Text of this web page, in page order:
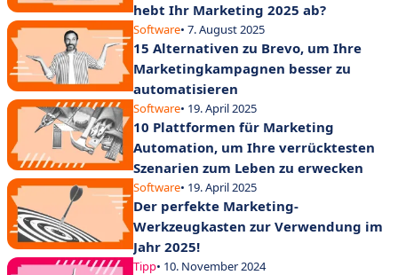
hebt Ihr Marketing 2025 ab?
Software• 7. August 2025
15 Alternativen zu Brevo, um Ihre
Marketingkampagnen besser zu
automatisieren
Software• 19. April 2025
10 Plattformen für Marketing
Automation, um Ihre verrücktesten
Szenarien zum Leben zu erwecken
Software• 19. April 2025
Der perfekte Marketing-
Werkzeugkasten zur Verwendung im
Jahr 2025!
Tipp• 10. November 2024